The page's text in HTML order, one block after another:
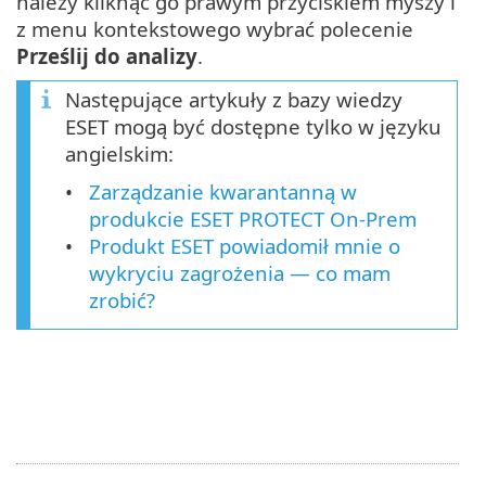
z menu kontekstowego wybrać polecenie
Prześlij do analizy.
Następujące artykuły z bazy wiedzy
ESET mogą być dostępne tylko w języku
angielskim:
Zarządzanie kwarantanną w
produkcie ESET PROTECT On-Prem
Produkt ESET powiadomił mnie o
wykryciu zagrożenia — co mam
zrobić?